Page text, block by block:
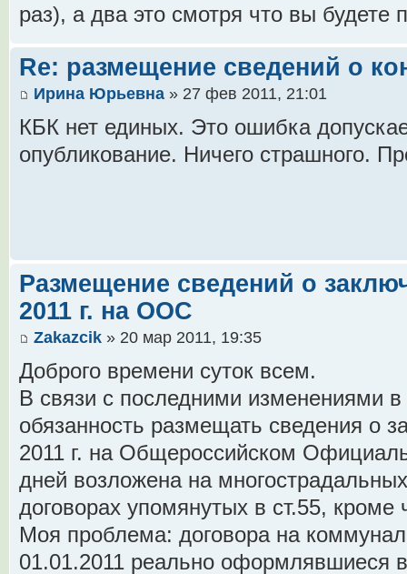
раз), а два это смотря что вы будете
Re: размещение сведений о
Ирина Юрьевна » 27 фев 2011, 21:01
КБК нет единых. Это ошибка
опубликование. Ничего страшного.
Размещение сведений о
2011 г. на ООС
Zakazcik » 20 мар 2011, 19:35
Доброго времени суток всем.
В связи с последними изменениями
обязанность размещать сведения о
2011 г. на Общероссийском
дней возложена на
договорах упомянутых в ст.55, кроме
Моя проблема: договора на
01.01.2011 реально оформлявшиеся